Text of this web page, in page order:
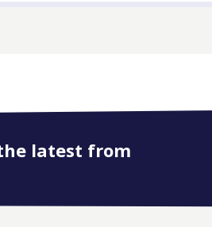
latest from